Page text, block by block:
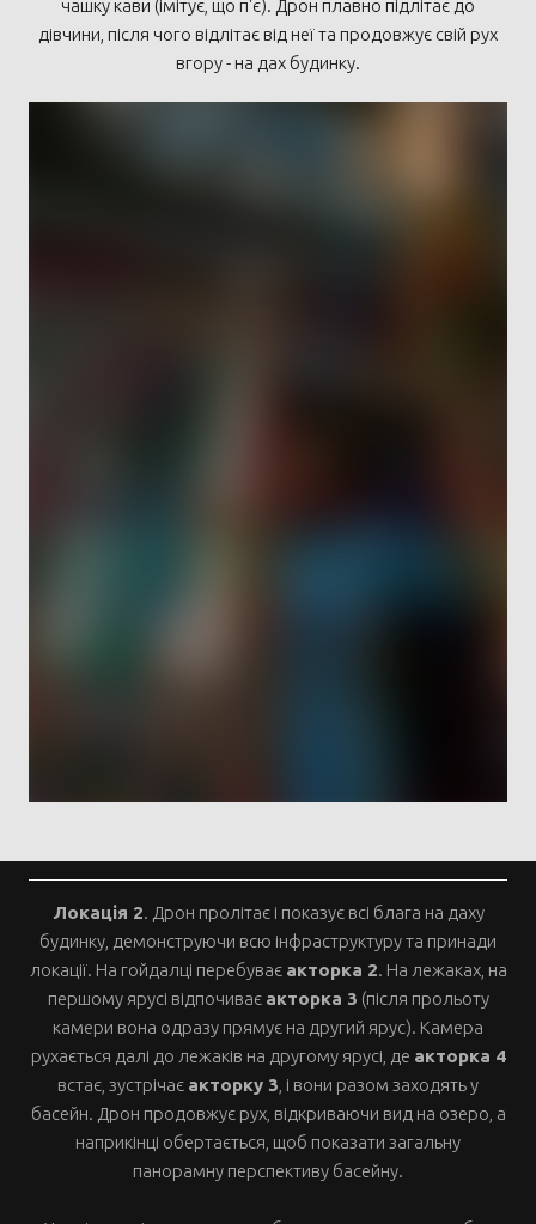
чашку кави (імітує, що п'є). Дрон плавно підлітає до
дівчини, після чого відлітає від неї та продовжує свій рух
вгору - на дах будинку.
Локація 2. Дрон пролітає і показує всі блага на даху
будинку, демонструючи всю інфраструктуру та принади
локації. На гойдалці перебуває акторка 2. На лежаках, на
першому ярусі відпочиває акторка 3 (після прольоту
камери вона одразу прямує на другий ярус). Камера
рухається далі до лежаків на другому ярусі, де акторка 4
встає, зустрічає акторку 3 , і вони разом заходять у
басейн. Дрон продовжує рух, відкриваючи вид на озеро, а
наприкінці обертається, щоб показати загальну
панорамну перспективу басейну.